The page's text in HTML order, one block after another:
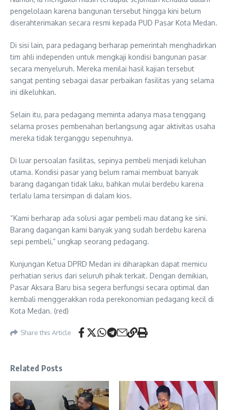
pengelolaan karena bangunan tersebut hingga kini belum
diserahterimakan secara resmi kepada PUD Pasar Kota Medan.
Di sisi lain, para pedagang berharap pemerintah menghadirkan
tim ahli independen untuk mengkaji kondisi bangunan pasar
secara menyeluruh. Mereka menilai hasil kajian tersebut
sangat penting sebagai dasar perbaikan fasilitas yang selama
ini dikeluhkan.
Selain itu, para pedagang meminta adanya masa tenggang
selama proses pembenahan berlangsung agar aktivitas usaha
mereka tidak terganggu sepenuhnya.
Di luar persoalan fasilitas, sepinya pembeli menjadi keluhan
utama. Kondisi pasar yang belum ramai membuat banyak
barang dagangan tidak laku, bahkan mulai berdebu karena
terlalu lama tersimpan di dalam kios.
“Kami berharap ada solusi agar pembeli mau datang ke sini.
Barang dagangan kami banyak yang sudah berdebu karena
sepi pembeli,” ungkap seorang pedagang.
Kunjungan Ketua DPRD Medan ini diharapkan dapat memicu
perhatian serius dari seluruh pihak terkait. Dengan demikian,
Pasar Aksara Baru bisa segera berfungsi secara optimal dan
kembali menggerakkan roda perekonomian pedagang kecil di
Kota Medan. (red)
Share this Article
Related Posts